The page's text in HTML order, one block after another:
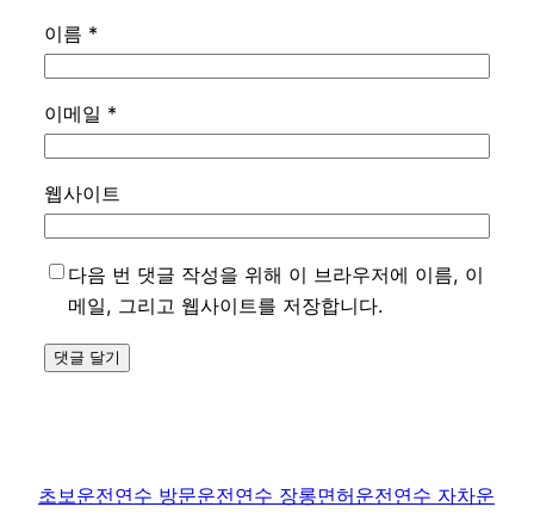
이름 *
이메일 *
웹사이트
다음 번 댓글 작성을 위해 이 브라우저에 이름, 이
메일, 그리고 웹사이트를 저장합니다.
초보운전연수 방문운전연수 장롱면허운전연수 자차운